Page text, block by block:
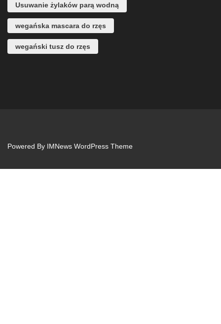
Usuwanie żylaków parą wodną
wegańska mascara do rzęs
wegański tusz do rzęs
Powered By IMNews WordPress Theme